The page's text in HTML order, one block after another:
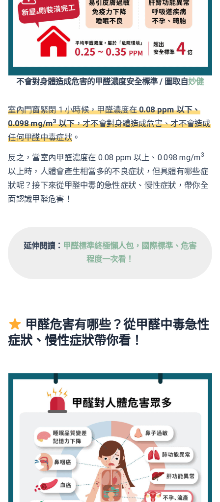
不會對身體造成危害的甲醛濃度安全標準 / 圖取自妙健
室內門窗緊閉 1 小時候，甲醛濃度在0.08 ppm 以下、
0.098 mg/m3以下，才不會對身體造成危害、才不會造成
任何甲醛中毒症狀。
反之，當室內甲醛濃度在 0.08 ppm 以上、0.098 mg/m3
以上時，人體會產生相當多的不良症狀，但具體有哪些症
狀呢？接下來從甲醛中毒的急性症狀、慢性症狀，帶你全
面認識甲醛危害！
延伸閱讀： 甲醛標準終極懶人包，國際標準、危害
程度一次看！
甲醛危害有哪些？從甲醛中毒急性
症狀、慢性症狀帶你看！